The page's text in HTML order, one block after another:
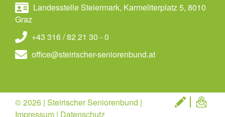
Landesstelle Steiermark, Karmeliterplatz 5, 8010
Graz
+43 316 / 82 21 30 - 0
office@steirischer-seniorenbund.at
© 2026 | Steirischer Seniorenbund |
Impressum | Datenschutz